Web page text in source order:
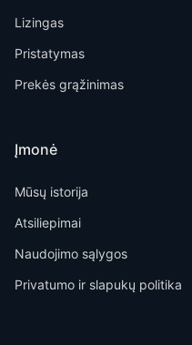
Lizingas
Pristatymas
Prekės grąžinimas
Įmonė
Mūsų istorija
Atsiliepimai
Naudojimo sąlygos
Privatumo ir slapukų politika